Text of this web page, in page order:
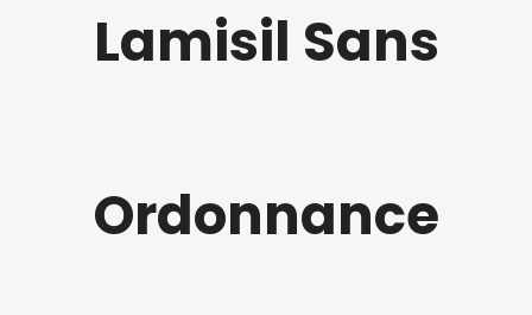
Lamisil Sans
Ordonnance